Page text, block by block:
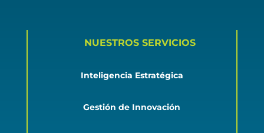
NUESTROS SERVICIOS
Inteligencia Estratégica
Gestión de Innovación